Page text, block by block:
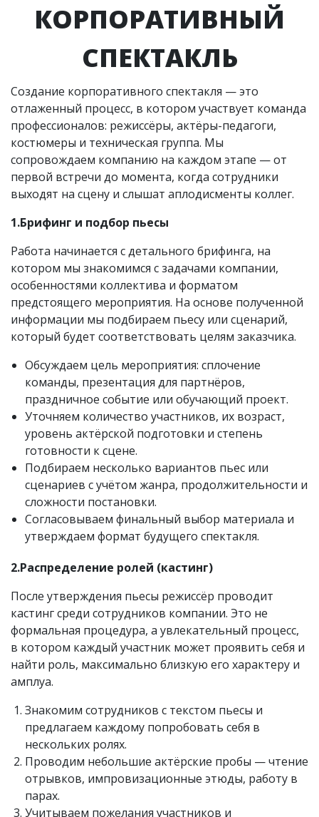
КОРПОРАТИВНЫЙ
СПЕКТАКЛЬ
Создание корпоративного спектакля — это
отлаженный процесс, в котором участвует команда
профессионалов: режиссёры, актёры-педагоги,
костюмеры и техническая группа. Мы
сопровождаем компанию на каждом этапе — от
первой встречи до момента, когда сотрудники
выходят на сцену и слышат аплодисменты коллег.
1.Брифинг и подбор пьесы
Работа начинается с детального брифинга, на
котором мы знакомимся с задачами компании,
особенностями коллектива и форматом
предстоящего мероприятия. На основе полученной
информации мы подбираем пьесу или сценарий,
который будет соответствовать целям заказчика.
Обсуждаем цель мероприятия: сплочение
команды, презентация для партнёров,
праздничное событие или обучающий проект.
Уточняем количество участников, их возраст,
уровень актёрской подготовки и степень
готовности к сцене.
Подбираем несколько вариантов пьес или
сценариев с учётом жанра, продолжительности и
сложности постановки.
Согласовываем финальный выбор материала и
утверждаем формат будущего спектакля.
2.Распределение ролей (кастинг)
После утверждения пьесы режиссёр проводит
кастинг среди сотрудников компании. Это не
формальная процедура, а увлекательный процесс,
в котором каждый участник может проявить себя и
найти роль, максимально близкую его характеру и
амплуа.
Знакомим сотрудников с текстом пьесы и
предлагаем каждому попробовать себя в
нескольких ролях.
Проводим небольшие актёрские пробы — чтение
отрывков, импровизационные этюды, работу в
парах.
Учитываем пожелания участников и